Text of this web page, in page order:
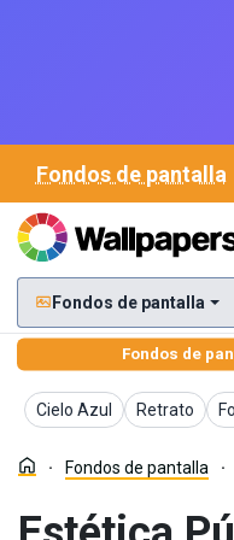
Fondos de pantalla
Fondos de pantalla
Fondos de
Cielo Azul
Fondos de pantalla
Retrato
Fondos de
Fondos de pantalla